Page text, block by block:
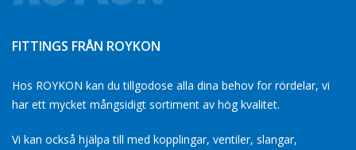
FITTINGS FRÅN ROYKON
Hos ROYKON kan du tillgodose alla dina behov for rördelar, vi
har ett mycket mångsidigt sortiment av hög kvalitet.
Vi kan också hjälpa till med kopplingar, ventiler, slangar,